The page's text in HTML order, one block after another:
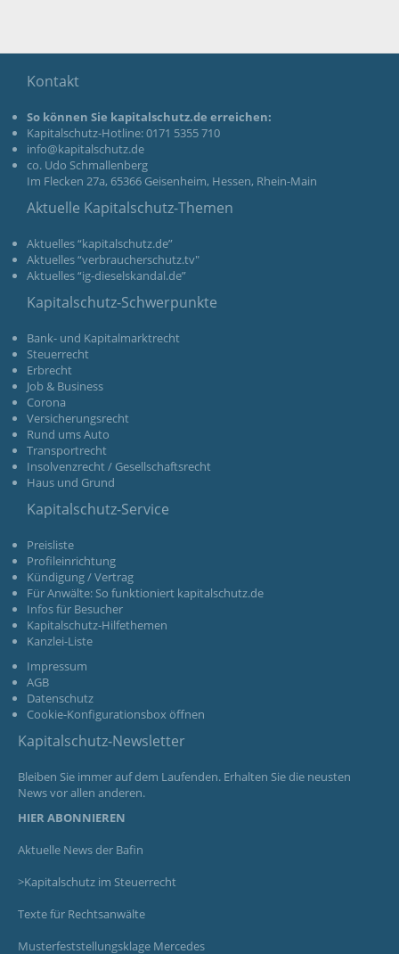
Kontakt
So können Sie kapitalschutz.de erreichen:
Kapitalschutz-Hotline: 0171 5355 710
info@kapitalschutz.de
co. Udo Schmallenberg
Im Flecken 27a, 65366 Geisenheim, Hessen, Rhein-Main
Aktuelle Kapitalschutz-Themen
Aktuelles “kapitalschutz.de”
Aktuelles “verbraucherschutz.tv"
Aktuelles “ig-dieselskandal.de”
Kapitalschutz-Schwerpunkte
Bank- und Kapitalmarktrecht
Steuerrecht
Erbrecht
Job & Business
Corona
Versicherungsrecht
Rund ums Auto
Transportrecht
Insolvenzrecht / Gesellschaftsrecht
Haus und Grund
Kapitalschutz-Service
Preisliste
Profileinrichtung
Kündigung / Vertrag
Für Anwälte: So funktioniert kapitalschutz.de
Infos für Besucher
Kapitalschutz-Hilfethemen
Kanzlei-Liste
Impressum
AGB
Datenschutz
Cookie-Konfigurationsbox öffnen
Kapitalschutz-Newsletter
Bleiben Sie immer auf dem Laufenden. Erhalten Sie die neusten
News vor allen anderen.
HIER ABONNIEREN
Aktuelle News der Bafin
>Kapitalschutz im Steuerrecht
Texte für Rechtsanwälte
Musterfeststellungsklage Mercedes